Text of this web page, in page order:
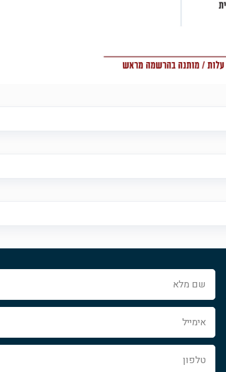
שם
מלא
אימייל
טלפון